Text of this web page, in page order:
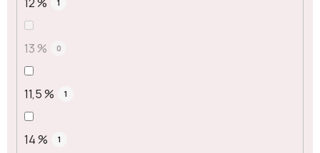
1
13 % 0
11,5 % 1
14 % 1